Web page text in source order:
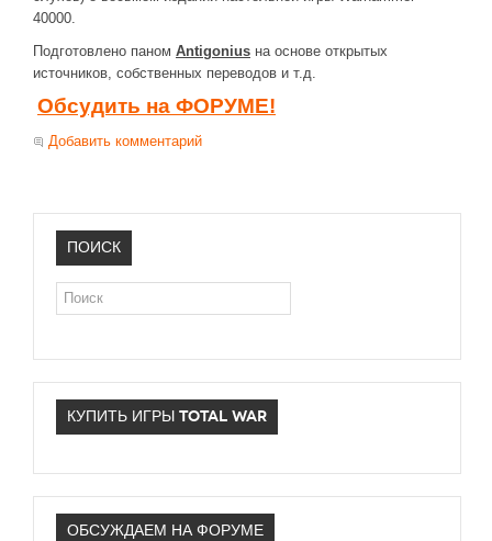
Общие новости
Новости Total War: WARHAMMER
Новости Total War: Attila
ОБЩИЕ СТАТЬИ
ФОРУМ
Моддинг Empire
Моддинг Shogun 2
ДРУГИЕ ИГРЫ
40000.
Подготовлено паном Antigonius на основе открытых
источников, собственных переводов и т.д.
Обсудить на ФОРУМЕ!
Добавить комментарий
ПОИСК
Поиск
КУПИТЬ ИГРЫ TOTAL WAR
ОБСУЖДАЕМ НА ФОРУМЕ